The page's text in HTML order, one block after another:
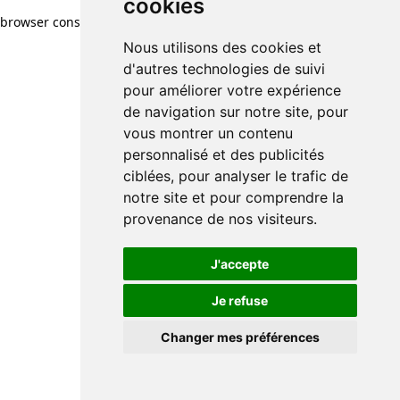
cookies
Nous utilisons des cookies et
d'autres technologies de suivi
pour améliorer votre expérience
de navigation sur notre site, pour
vous montrer un contenu
personnalisé et des publicités
ciblées, pour analyser le trafic de
notre site et pour comprendre la
provenance de nos visiteurs.
J'accepte
Je refuse
Changer mes préférences
browser console for more information)